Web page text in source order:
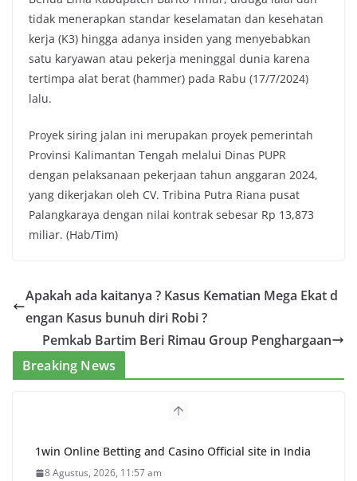
tidak menerapkan standar keselamatan dan kesehatan
kerja (K3) hingga adanya insiden yang menyebabkan
satu karyawan atau pekerja meninggal dunia karena
tertimpa alat berat (hammer) pada Rabu (17/7/2024)
lalu.
Proyek siring jalan ini merupakan proyek pemerintah
Provinsi Kalimantan Tengah melalui Dinas PUPR
dengan pelaksanaan pekerjaan tahun anggaran 2024,
yang dikerjakan oleh CV. Tribina Putra Riana pusat
Palangkaraya dengan nilai kontrak sebesar Rp 13,873
miliar. (Hab/Tim)
Apakah ada kaitanya ? Kasus Kematian Mega Ekat d
engan Kasus bunuh diri Robi ?
Pemkab Bartim Beri Rimau Group Penghargaan
Breaking News
1win Online Betting and Casino Official site in India
8 Agustus, 2026, 11:57 am